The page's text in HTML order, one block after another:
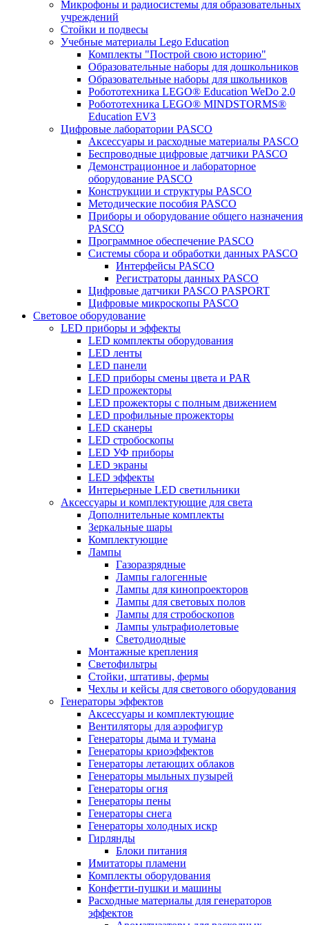
Микрофоны и радиосистемы для образовательных
учреждений
Стойки и подвесы
Учебные материалы Lego Education
Комплекты "Построй свою историю"
Образовательные наборы для дошкольников
Образовательные наборы для школьников
Робототехника LEGO® Education WeDo 2.0
Робототехника LEGO® MINDSTORMS®
Education EV3
Цифровые лаборатории PASCO
Аксессуары и расходные материалы PASCO
Беспроводные цифровые датчики PASCO
Демонстрационное и лабораторное
оборудование PASCO
Конструкции и структуры PASCO
Методические пособия PASCO
Приборы и оборудование общего назначения
PASCO
Программное обеспечение PASCO
Системы сбора и обработки данных PASCO
Интерфейсы PASCO
Регистраторы данных PASCO
Цифровые датчики PASCO PASPORT
Цифровые микроскопы PASCO
Световое оборудование
LED приборы и эффекты
LED комплекты оборудования
LED ленты
LED панели
LED приборы смены цвета и PAR
LED прожекторы
LED прожекторы с полным движением
LED профильные прожекторы
LED сканеры
LED стробоскопы
LED УФ приборы
LED экраны
LED эффекты
Интерьерные LED светильники
Аксессуары и комплектующие для света
Дополнительные комплекты
Зеркальные шары
Комплектующие
Лампы
Газоразрядные
Лампы галогенные
Лампы для кинопроекторов
Лампы для световых полов
Лампы для стробоскопов
Лампы ультрафиолетовые
Светодиодные
Монтажные крепления
Светофильтры
Стойки, штативы, фермы
Чехлы и кейсы для светового оборудования
Генераторы эффектов
Аксессуары и комплектующие
Вентиляторы для аэрофигур
Генераторы дыма и тумана
Генераторы криоэффектов
Генераторы летающих облаков
Генераторы мыльных пузырей
Генераторы огня
Генераторы пены
Генераторы снега
Генераторы холодных искр
Гирлянды
Блоки питания
Имитаторы пламени
Комплекты оборудования
Конфетти-пушки и машины
Расходные материалы для генераторов
эффектов